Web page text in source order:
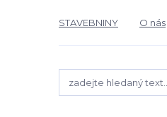
STAVEBNINY O nás